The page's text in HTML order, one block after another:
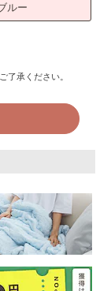
ルー
了承ください。